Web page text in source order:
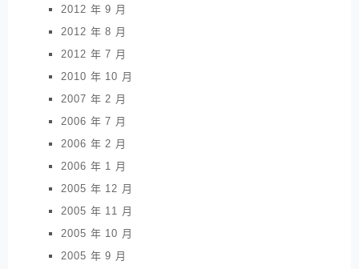
2012 年 9 月
2012 年 8 月
2012 年 7 月
2010 年 10 月
2007 年 2 月
2006 年 7 月
2006 年 2 月
2006 年 1 月
2005 年 12 月
2005 年 11 月
2005 年 10 月
2005 年 9 月